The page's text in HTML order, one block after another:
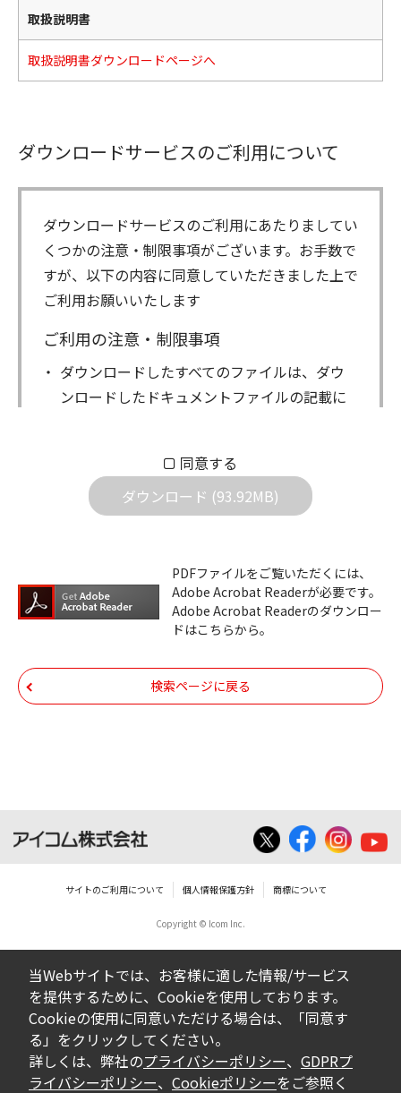
取扱説明書
取扱説明書ダウンロードページへ
ダウンロードサービスのご利用について
ダウンロードサービスのご利用にあたりましてい
くつかの注意・制限事項がございます。お手数で
すが、以下の内容に同意していただきました上で
ご利用お願いいたします
ご利用の注意・制限事項
ダウンロードしたすべてのファイルは、ダウ
ンロードしたドキュメントファイルの記載に
社は一切の責任を負いません。また、ファイ
ルの内容などの変更は一切行わないでくださ
機器のコントロールコマンドの仕様書、およ
びその他すべてのダウンロードファイルにつ
いての著作権を含むすべての権利は、アイコ
帰属します。ダウンロードしたファイルは、
個人で使用される以外にはご使用できませ
せんのでご了承ください。
告なく改良及び変更される場合があります。
ダウンロードサービスに掲載していますBIOS/
ファームウェアデータにつきましては、パソ
コンの基本システムを制御する重要なデータ
ですから、データの書換中に誤操作や中断に
よって失敗した場合、パソコンが正常に動作
しなくなります。お客様がBIOS/ファームウェ
アデータの書換に失敗され、正常に動作しな
同意する
ダウンロード (93.92MB)
PDFファイルをご覧いただくには、
Adobe Acrobat Readerが必要です。
Adobe Acrobat Readerのダウンロー
ドはこちらから。
検索ページに戻る
サイトのご利用について 個人情報保護方針 商標について
Copyright © Icom Inc.
当Webサイトでは、お客様に適した情報/サービス
を提供するために、Cookieを使用しております。
Cookieの使用に同意いただける場合は、「同意す
る」をクリックしてください。
詳しくは、弊社のプライバシーポリシー、 GDPRプ
ライバシーポリシー、 Cookieポリシーをご参照く